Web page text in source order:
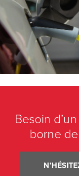
Besoin
borne